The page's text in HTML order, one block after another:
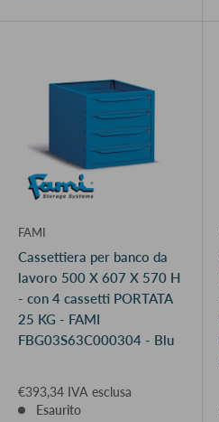
FAMI
Cassettiera per banco da
lavoro 500 X 607 X 570 H
- con 4 cassetti PORTATA
25 KG - FAMI
FBG03S63C000304 - Blu
€393,34 IVA esclusa
Esaurito